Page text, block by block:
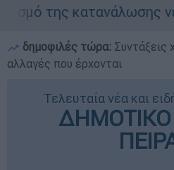
νερού στη
δημοφιλές τώρα: Συντάξεις
αλλαγές που έρχονται
Τελευταία νέα και